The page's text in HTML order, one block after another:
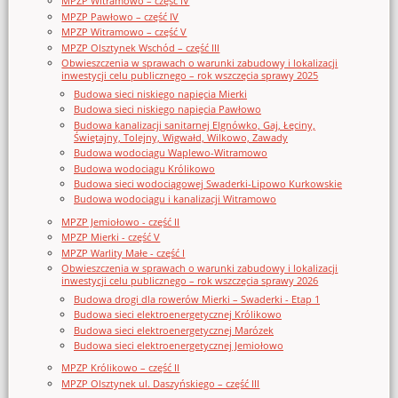
MPZP Pawłowo – część IV
MPZP Witramowo – część V
MPZP Olsztynek Wschód – część III
Obwieszczenia w sprawach o warunki zabudowy i lokalizacji
inwestycji celu publicznego – rok wszczęcia sprawy 2025
Budowa sieci niskiego napięcia Mierki
Budowa sieci niskiego napięcia Pawłowo
Budowa kanalizacji sanitarnej Elgnówko, Gaj, Łęciny,
Świętajny, Tolejny, Wigwałd, Wilkowo, Zawady
Budowa wodociągu Waplewo-Witramowo
Budowa wodociągu Królikowo
Budowa sieci wodociągowej Swaderki-Lipowo Kurkowskie
Budowa wodociągu i kanalizacji Witramowo
MPZP Jemiołowo - część II
MPZP Mierki - część V
MPZP Warlity Małe - część I
Obwieszczenia w sprawach o warunki zabudowy i lokalizacji
inwestycji celu publicznego – rok wszczęcia sprawy 2026
Budowa drogi dla rowerów Mierki – Swaderki - Etap 1
Budowa sieci elektroenergetycznej Królikowo
Budowa sieci elektroenergetycznej Marózek
Budowa sieci elektroenergetycznej Jemiołowo
MPZP Królikowo – część II
MPZP Olsztynek ul. Daszyńskiego – część III